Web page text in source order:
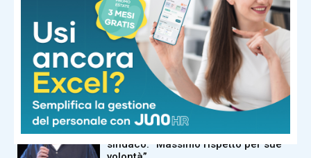
Ultima ora
Florida, cresce l’allarme per il
batterio mangiacarne: c’è una
seconda vittima
Ultima ora
Guccini, domani i funerali: la sua
Pavana lo saluta nel silenzio. Il
sindaco: “Massimo rispetto per sue